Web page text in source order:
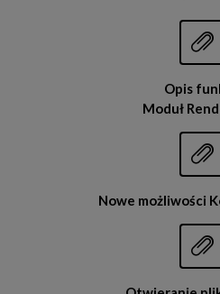


Opis
Moduł


Nowe możliwości

